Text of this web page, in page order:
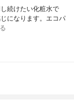
続けたい化粧水で
になります。エコパ